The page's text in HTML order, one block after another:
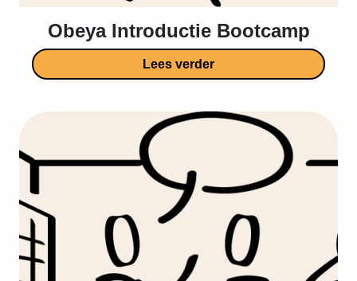
Obeya Introductie Bootcamp
Lees verder